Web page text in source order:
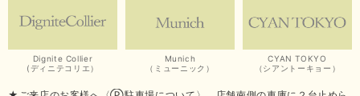
Dignite Collier
(ディニテコリエ）
Munich
（ミューニック）
CYAN TOKYO
（シアントーキョー）